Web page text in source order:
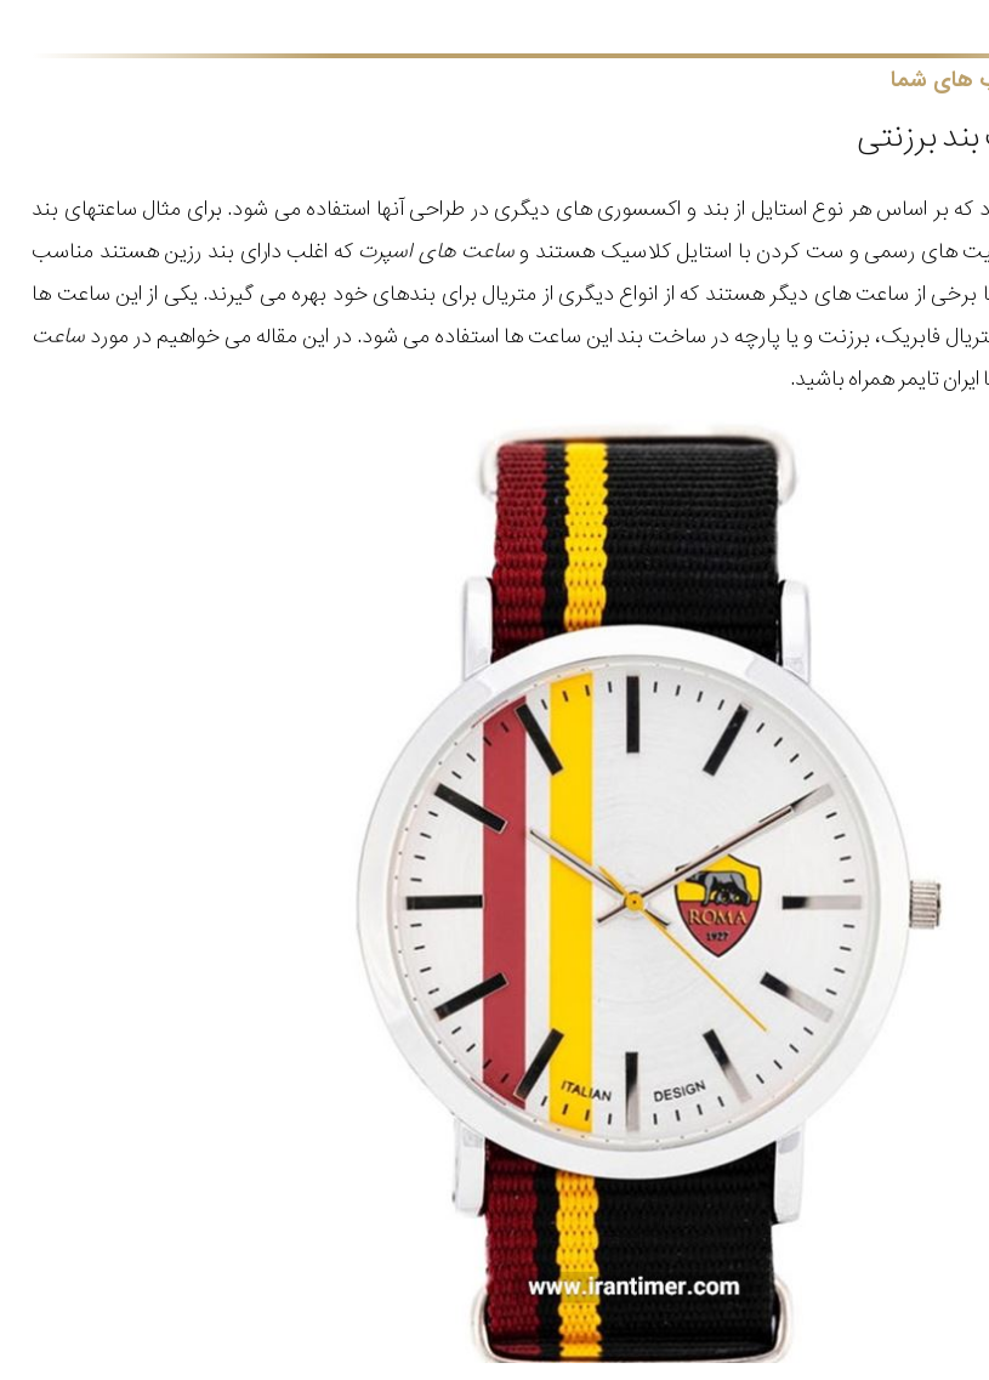
های شما
برزنتی
بر اساس هر نوع استایل از بند و اکسسوری های دیگری در طراحی آنها استفاده می شود. برای مثال ساعتهای بند
های رسمی و ست کردن با استایل کلاسیک هستند وساعت های اسپرتکه اغلب دارای بند رزین هستند مناسب
برخی از ساعت های دیگر هستند که از انواع دیگری از متریال برای بندهای خود بهره می گیرند. یکی از این ساعت ها
فابریک، برزنت و یا پارچه در ساخت بند این ساعت ها استفاده می شود. در این مقاله می خواهیم در موردساعت
تایمر همراه باشید.